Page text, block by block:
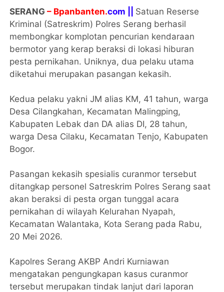
SERANG– Bpanbanten.com || Satuan Reserse
Kriminal (Satreskrim) Polres Serang berhasil
membongkar komplotan pencurian kendaraan
bermotor yang kerap beraksi di lokasi hiburan
pesta pernikahan. Uniknya, dua pelaku utama
diketahui merupakan pasangan kekasih.
Kedua pelaku yakni JM alias KM, 41 tahun, warga
Desa Cilangkahan, Kecamatan Malingping,
Kabupaten Lebak dan DA alias DI, 28 tahun,
warga Desa Cilaku, Kecamatan Tenjo, Kabupaten
Bogor.
Pasangan kekasih spesialis curanmor tersebut
ditangkap personel Satreskrim Polres Serang saat
akan beraksi di pesta organ tunggal acara
pernikahan di wilayah Kelurahan Nyapah,
Kecamatan Walantaka, Kota Serang pada Rabu,
20 Mei 2026.
Kapolres Serang AKBP Andri Kurniawan
mengatakan pengungkapan kasus curanmor
tersebut merupakan tindak lanjut dari laporan